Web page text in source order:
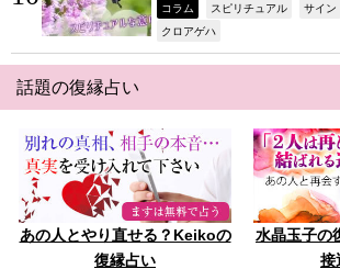
コラム スピリチュアル サイン
クロアゲハ
話題の復縁占い
あの人とやり直せる？Keikoの
復縁占い
水晶玉子の
接